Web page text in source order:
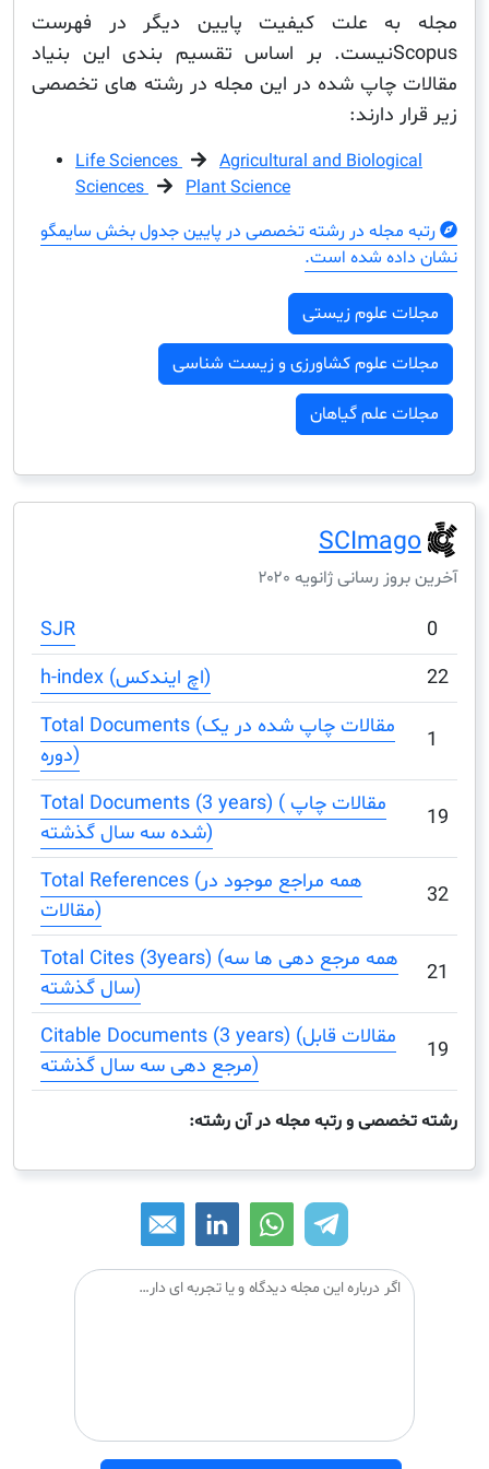
به علت کیفیت پایین دیگر در فهرست
Scopusنیست. بر اساس تقسیم بندی این بنیاد
چاپ شده در این مجله در رشته های تخصصی
دارند:
Life Sciences
Agricultural and
Sciences
Plant Science
مجله در رشته تخصصی در پایین جدول بخش سایمگو
شده است.
علوم زیستی
علوم کشاورزی و زیست شناسی
علم گیاهان
رسانی ژانویه ۲۰۲۰
Total Documents (مقالات چاپ شده در یک
Total Documents (3 years) ( مقالات چاپ
Total References (همه مراجع موجود در
Total Cites (3years) (همه مرجع دهی ها سه
Citable Documents (3 years) (مقالات قابل
و رتبه مجله در آن رشته:
اگر درباره این مجله دیدگاه و یا تجربه ای دارید می توانید آن را با دیگران درمیان بگذارید: